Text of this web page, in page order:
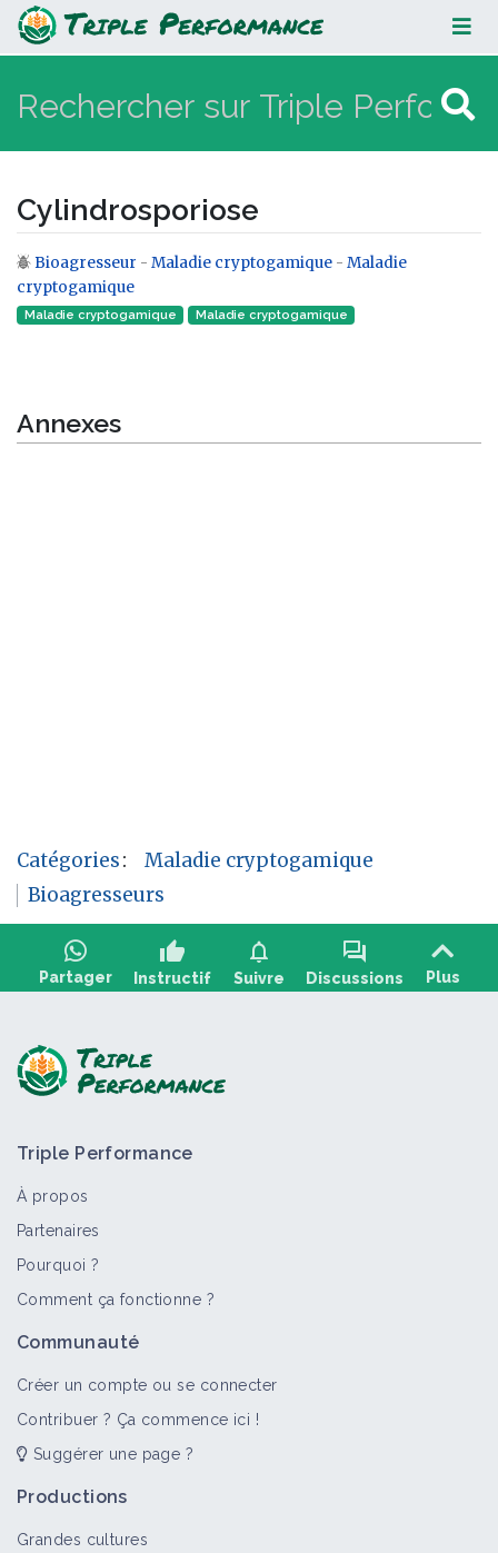
Cylindrosporiose
Cylindrosporiose
Aller à :navigation,rechercher
Bioagresseur - Maladie cryptogamique - Maladie
cryptogamique
Maladie cryptogamique Maladie cryptogamique‎
Annexes
Catégories:
Maladie cryptogamique
Bioagresseurs
Partager
thumb_up
Instructif
notifications
Suivre
forum
Discussions Plus
Oïdium
Triple Performance
À propos
Partenaires
Pourquoi ?
Comment ça fonctionne ?
Communauté
Créer un compte ou se connecter
Contribuer ? Ça commence ici !
Suggérer une page ?
Productions
Grandes cultures